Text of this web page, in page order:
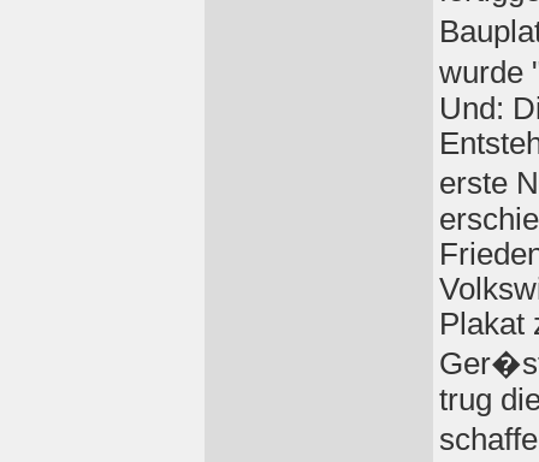
wurde
Und:
erste
Plakat
trug